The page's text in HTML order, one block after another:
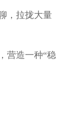
，拉拢大量
营造一种“稳